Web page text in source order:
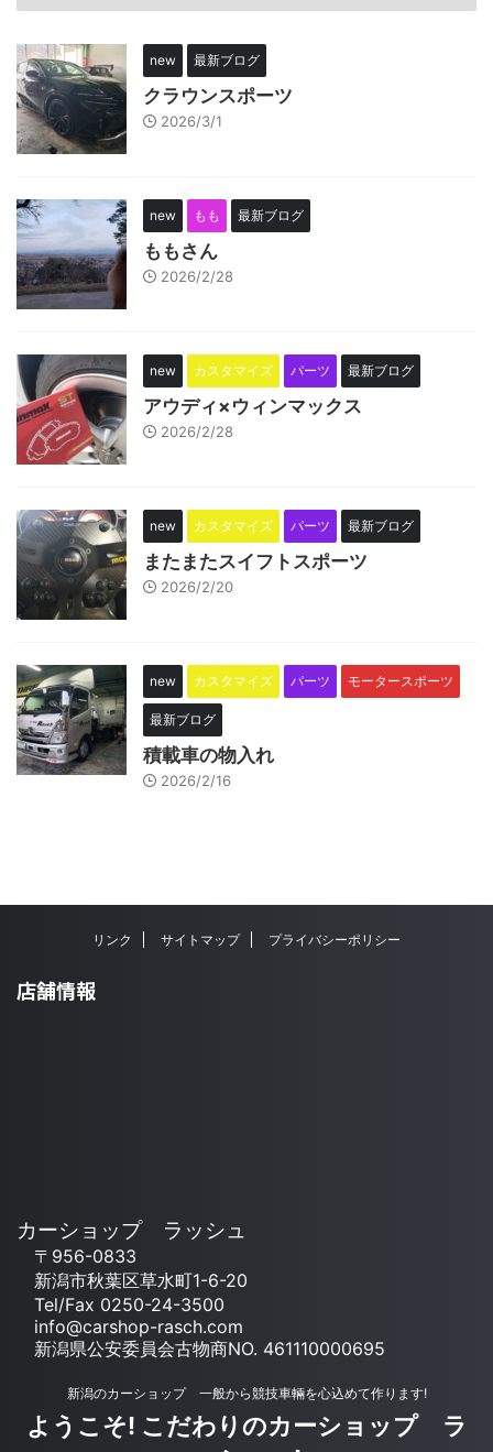
new 最新ブログ
クラウンスポーツ
2026/3/1
new もも 最新ブログ
ももさん
2026/2/28
new カスタマイズ パーツ 最新ブログ
アウディ×ウィンマックス
2026/2/28
new カスタマイズ パーツ 最新ブログ
またまたスイフトスポーツ
2026/2/20
new カスタマイズ パーツ モータースポーツ
最新ブログ
積載車の物入れ
2026/2/16
リンク サイトマップ プライバシーポリシー
店舗情報
カーショップ ラッシュ
〒956-0833
新潟市秋葉区草水町1-6-20
Tel/Fax 0250-24-3500
info@carshop-rasch.com
新潟県公安委員会古物商NO. 461110000695
新潟のカーショップ 一般から競技車輛を心込めて作ります!
ようこそ! こだわりのカーショップ ラ